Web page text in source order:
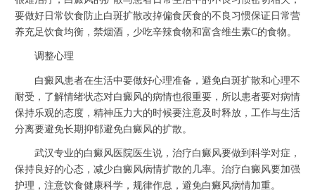
要做好日常饮食防止白斑扩散改掉偏食厌食的不良习惯保证日常营
养充足饮食均衡，禁烟酒，少吃辛辣食物和富含维生素C的食物。
调整心理
白癜风患者在生活中要做好心理准备，避免白斑扩散和心理不
耐受，了解情绪状态对白癜风的病情也很重要，所以患者要对病情
保持乐观的态度，精神压力大的时候要注意及时释放，工作与生活
分离要避免长期抑郁避免白癜风的扩散。
武汉专业的白癜风医院医生说，治疗白癜风要做到科学对症，
保持良好的心态，减少白癜风病情扩散的几率。治疗白癜风要加强
护理，注意饮食健康科学，规律作息，避免白癜风病情加重。